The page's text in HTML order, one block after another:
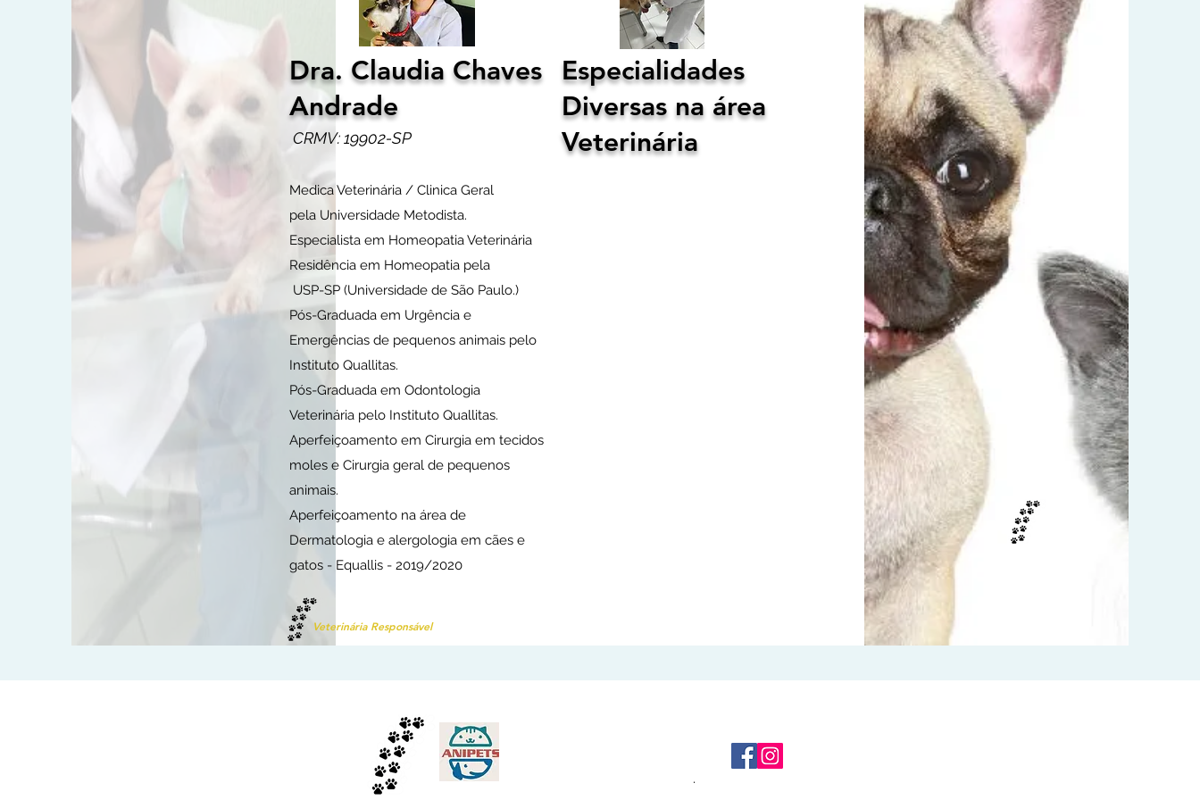
Dra. Claudia Chaves
Andrade
CRMV: 19902-SP
Medica Veterinária / Clinica Geral
pela Universidade Metodista.
Especialista em Homeopatia Veterinária
Residência em Homeopatia pela
USP-SP (Universidade de São Paulo.)
Pós-Graduada em Urgência e
Emergências de pequenos animais pelo
Instituto Quallitas.
Pós-Graduada em Odontologia
Veterinária pelo Instituto Quallitas.
Aperfeiçoamento em Cirurgia em tecidos
moles e Cirurgia geral de pequenos
animais.
Aperfeiçoamento na área de
Dermatologia e alergologia em cães e
gatos - Equallis - 2019/2020
Veterinária Responsável
Especialidades
Diversas na área
Veterinária
.